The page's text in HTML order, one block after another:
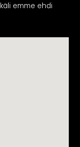
emme ehdi